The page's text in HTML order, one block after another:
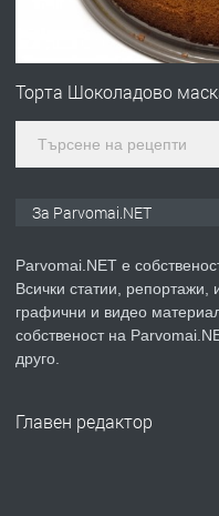
ПРЕДЛАГА
Торта Шоколадово
За Parvomai.NET
Parvomai.NET е
Всички статии, репортажи,
графични и видео
собственост на
друго.
Главен редактор